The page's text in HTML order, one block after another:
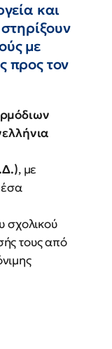
και
με
προς τον
, με
σχολικού
τους από